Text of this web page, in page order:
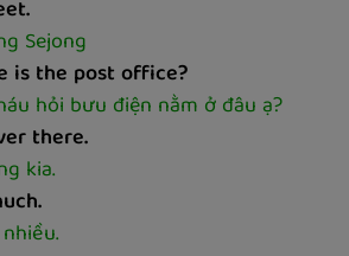
Sejong
is the post office?
hỏi bưu điện nằm ở đâu ạ?
there.
kia.